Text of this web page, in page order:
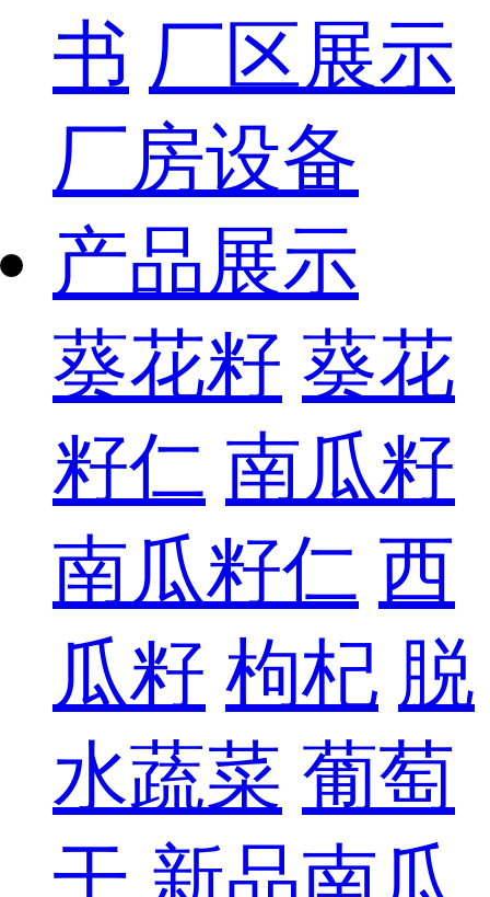
书 厂区展示
厂房设备
产品展示
葵花籽 葵花
籽仁 南瓜籽
南瓜籽仁 西
瓜籽 枸杞 脱
水蔬菜 葡萄
干 新品南瓜